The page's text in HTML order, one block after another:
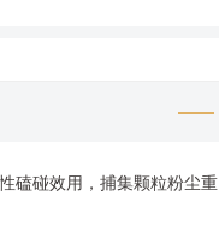
磕碰效用，捕集颗粒粉尘重